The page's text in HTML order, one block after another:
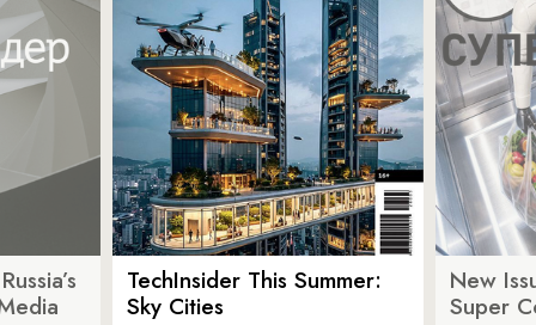
TechInsider This Summer:
Sky Cities
New
Super